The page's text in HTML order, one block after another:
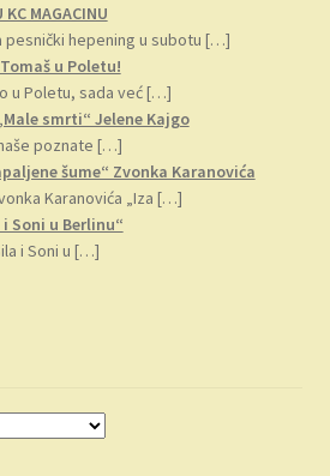
KC MAGACINU
pesnički hepening u subotu […]
u Poletu!
u Poletu, sada već[…]
smrti“ Jelene Kajgo
poznate […]
šume“ Zvonka Karanovića
Karanovića „Iza […]
Soni u Berlinu“
i Soni u […]